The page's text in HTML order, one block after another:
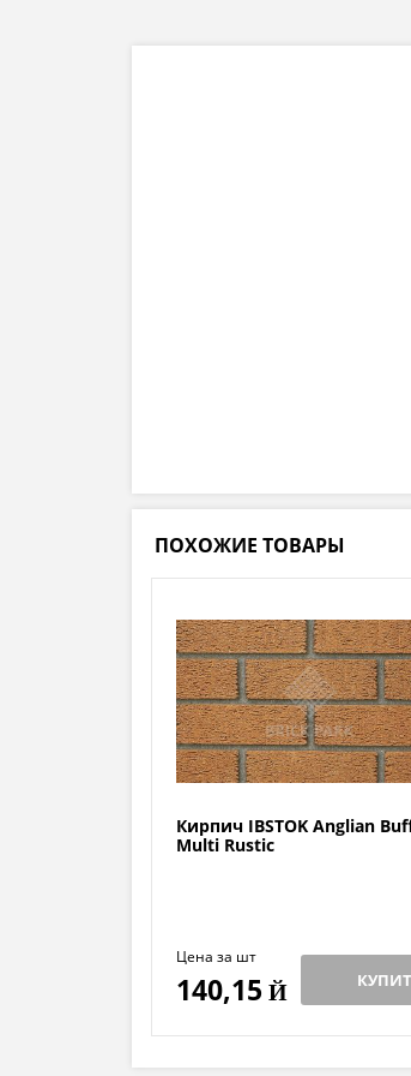
ПОХОЖИЕ ТОВАРЫ
Кирпич IBSTOK Anglian
Multi Rustic
Цена за шт
140,15 Й